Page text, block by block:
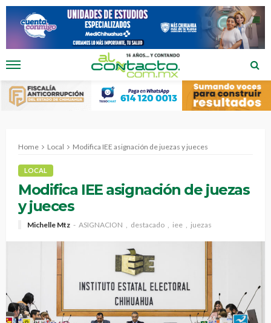
Home Local Modifica IEE asignación de juezas y jueces
LOCAL
Modifica IEE asignación de juezas
y jueces
Michelle Mtz ASIGNACION destacado iee juezas